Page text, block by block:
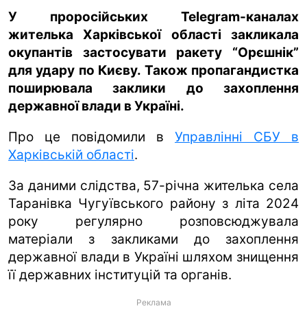
У проросійських Telegram-каналах
жителька Харківської області закликала
окупантів застосувати ракету “Орєшнік”
для удару по Києву. Також пропагандистка
поширювала заклики до захоплення
державної влади в Україні.
Про це повідомили в Управлінні СБУ в
Харківській області.
За даними слідства, 57-річна жителька села
Таранівка Чугуївського району з літа 2024
року регулярно розповсюджувала
матеріали з закликами до захоплення
державної влади в Україні шляхом знищення
її державних інституцій та органів.
Реклама